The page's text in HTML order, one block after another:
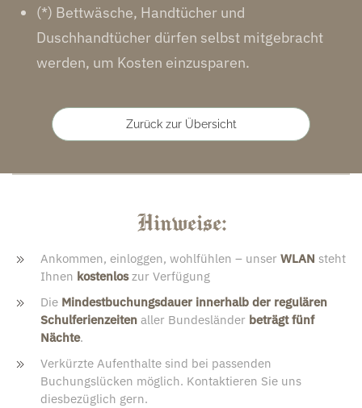
(*) Bettwäsche, Handtücher und
Duschhandtücher dürfen selbst mitgebracht
werden, um Kosten einzusparen.
Zurück zur Übersicht
Hinweise:
Ankommen, einloggen, wohlfühlen – unser WLAN steht
Ihnen kostenloszur Verfügung
Die Mindestbuchungsdauer innerhalb der regulären
Schulferienzeiten aller Bundesländer beträgt fünf
Nächte.
Verkürzte Aufenthalte sind bei passenden
Buchungslücken möglich. Kontaktieren Sie uns
diesbezüglich gern.